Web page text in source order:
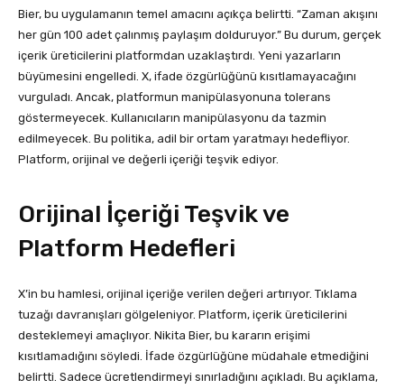
Bier, bu uygulamanın temel amacını açıkça belirtti. “Zaman akışını
her gün 100 adet çalınmış paylaşım dolduruyor.” Bu durum, gerçek
içerik üreticilerini platformdan uzaklaştırdı. Yeni yazarların
büyümesini engelledi. X, ifade özgürlüğünü kısıtlamayacağını
vurguladı. Ancak, platformun manipülasyonuna tolerans
göstermeyecek. Kullanıcıların manipülasyonu da tazmin
edilmeyecek. Bu politika, adil bir ortam yaratmayı hedefliyor.
Platform, orijinal ve değerli içeriği teşvik ediyor.
Orijinal İçeriği Teşvik ve
Platform Hedefleri
X’in bu hamlesi, orijinal içeriğe verilen değeri artırıyor. Tıklama
tuzağı davranışları gölgeleniyor. Platform, içerik üreticilerini
desteklemeyi amaçlıyor. Nikita Bier, bu kararın erişimi
kısıtlamadığını söyledi. İfade özgürlüğüne müdahale etmediğini
belirtti. Sadece ücretlendirmeyi sınırladığını açıkladı. Bu açıklama,